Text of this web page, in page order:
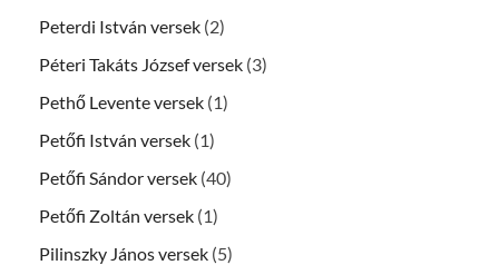
Peterdi István versek (2)
Péteri Takáts József versek (3)
Pethő Levente versek (1)
Petőfi István versek (1)
Petőfi Sándor versek (40)
Petőfi Zoltán versek (1)
Pilinszky János versek (5)